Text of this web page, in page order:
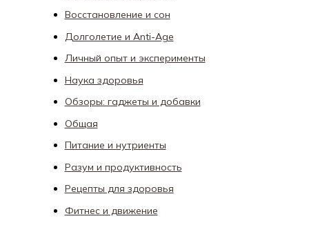
Восстановление и сон
Долголетие и Anti-Age
Личный опыт и эксперименты
Наука здоровья
Обзоры: гаджеты и добавки
Общая
Питание и нутриенты
Разум и продуктивность
Рецепты для здоровья
Фитнес и движение